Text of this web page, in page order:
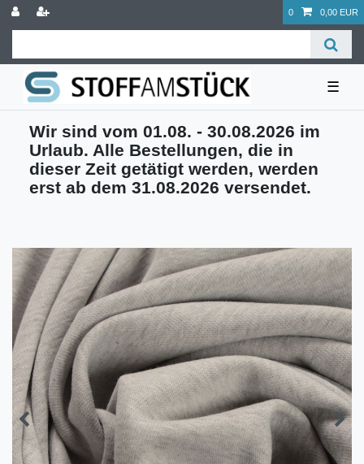
0 0,00 EUR
☰
Wir sind vom 01.08. - 30.08.2026 im
Urlaub. Alle Bestellungen, die in
dieser Zeit getätigt werden, werden
erst ab dem 31.08.2026 versendet.